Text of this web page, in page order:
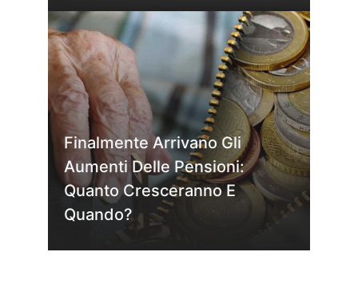
Finalmente Arrivano Gli
Aumenti Delle Pensioni:
Quanto Cresceranno E
Quando?